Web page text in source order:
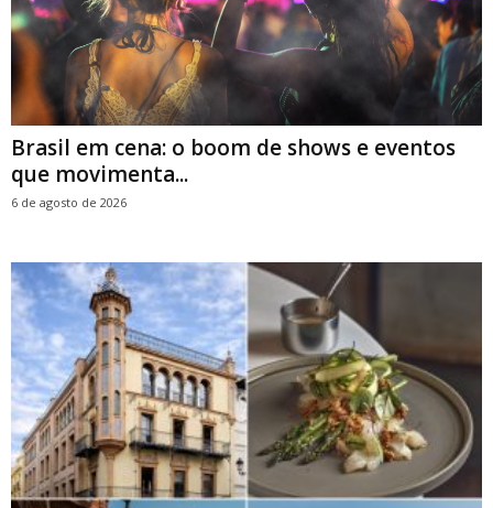
Brasil em cena: o boom de shows e eventos
que movimenta...
6 de agosto de 2026